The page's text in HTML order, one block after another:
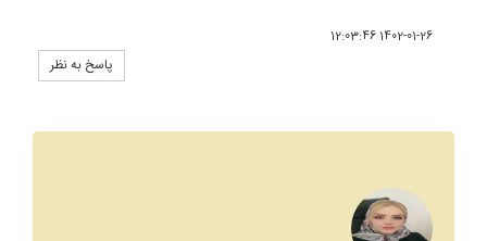
1402-01-26 12:03:46
پاسخ به نظر